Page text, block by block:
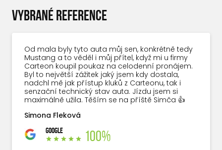
VYBRANÉ REFERENCE
Od mala byly tyto auta můj sen, konkrétně tedy
Mustang a to věděl i můj přítel, když mi u firmy
Carteon koupil poukaz na celodenní pronájem.
Byl to největší zážitek jaký jsem kdy dostala,
nadchl mě jak přístup kluků z Carteonu, tak i
senzační technický stav auta. Jízdu jsem si
maximálně užila. Těším se na příště Simča 👍
Simona Fleková
GOOGLE 100%